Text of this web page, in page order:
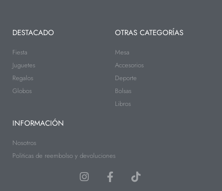
DESTACADO
Fiesta
Juguetes
Regalos
Globos
OTRAS CATEGORÍAS
Mesa
Accesorios
Deporte
Bolsas
Libros
INFORMACIÓN
Nosotros
Politicas de reembolso y devoluciones
I
F
a
T
i